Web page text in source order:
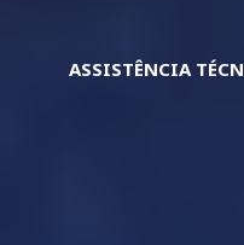
ASSISTÊNCIA